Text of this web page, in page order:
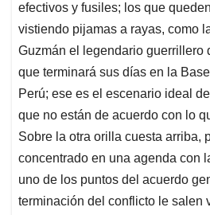
efectivos y fusiles; los que
vistiendo pijamas a rayas, como
Guzmán el legendario guerrillero
que terminará sus días en la
Perú; ese es el escenario ideal
que no están de acuerdo con lo
Sobre la otra orilla cuesta arriba,
concentrado en una agenda con
uno de los puntos del acuerdo
terminación del conflicto le salen